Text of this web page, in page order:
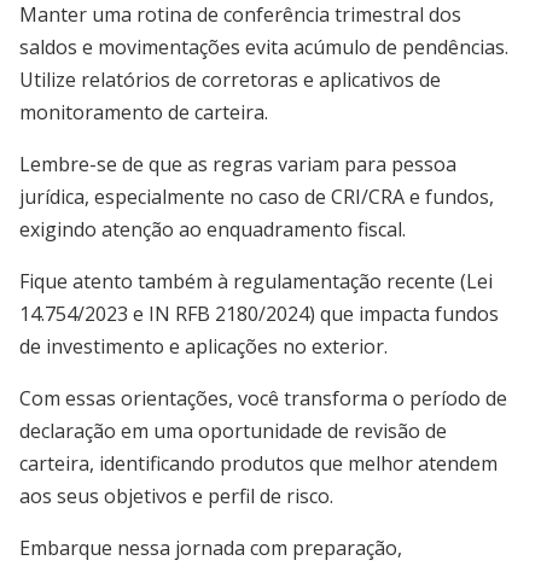
Manter uma rotina de conferência trimestral dos
saldos e movimentações evita acúmulo de pendências.
Utilize relatórios de corretoras e aplicativos de
monitoramento de carteira.
Lembre-se de que as regras variam para pessoa
jurídica, especialmente no caso de CRI/CRA e fundos,
exigindo atenção ao enquadramento fiscal.
Fique atento também à regulamentação recente (Lei
14.754/2023 e IN RFB 2180/2024) que impacta fundos
de investimento e aplicações no exterior.
Com essas orientações, você transforma o período de
declaração em uma oportunidade de revisão de
carteira, identificando produtos que melhor atendem
aos seus objetivos e perfil de risco.
Embarque nessa jornada com preparação,